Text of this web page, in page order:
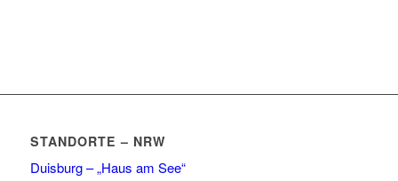
STANDORTE – NRW
Duisburg – „Haus am See“